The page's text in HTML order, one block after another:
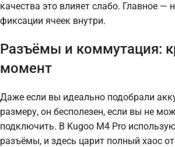
качества это влияет слабо. Главное —
фиксации ячеек внутри.
Разъёмы и коммутация:
момент
Даже если вы идеально подобрали
размеру, он бесполезен, если вы не
подключить. В Kugoo M4 Pro
разъёмы, и здесь царит полный хаос